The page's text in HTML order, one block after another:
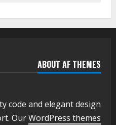
يعلن
بنسبة15%
3
وزير
أغسطس 3, 2026
ABOUT AF THEMES
code and elegant design
OurWordPress themes